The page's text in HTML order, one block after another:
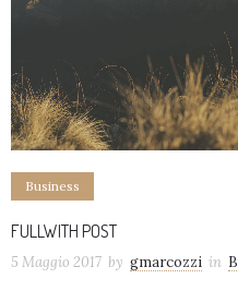
Business
FULLWITH POST
5 Maggio 2017 by gmarcozzi in